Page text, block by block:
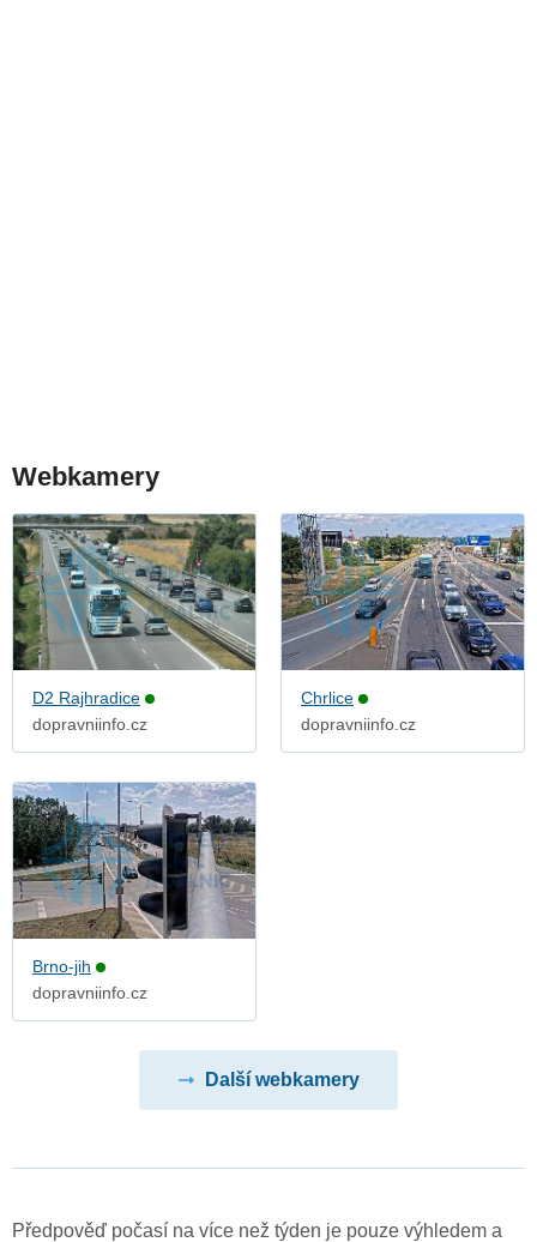
Webkamery
D2 Rajhradice
dopravniinfo.cz
Chrlice
dopravniinfo.cz
Brno-jih
dopravniinfo.cz
Další webkamery
Předpověď počasí na více než týden je pouze výhledem a